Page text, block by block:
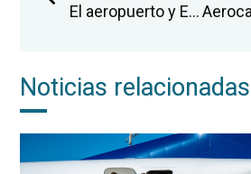
El aeropuerto y Educación avanzan para implantar ciclos de FP vinculados al sector aeronáutico
Noticias relacionadas